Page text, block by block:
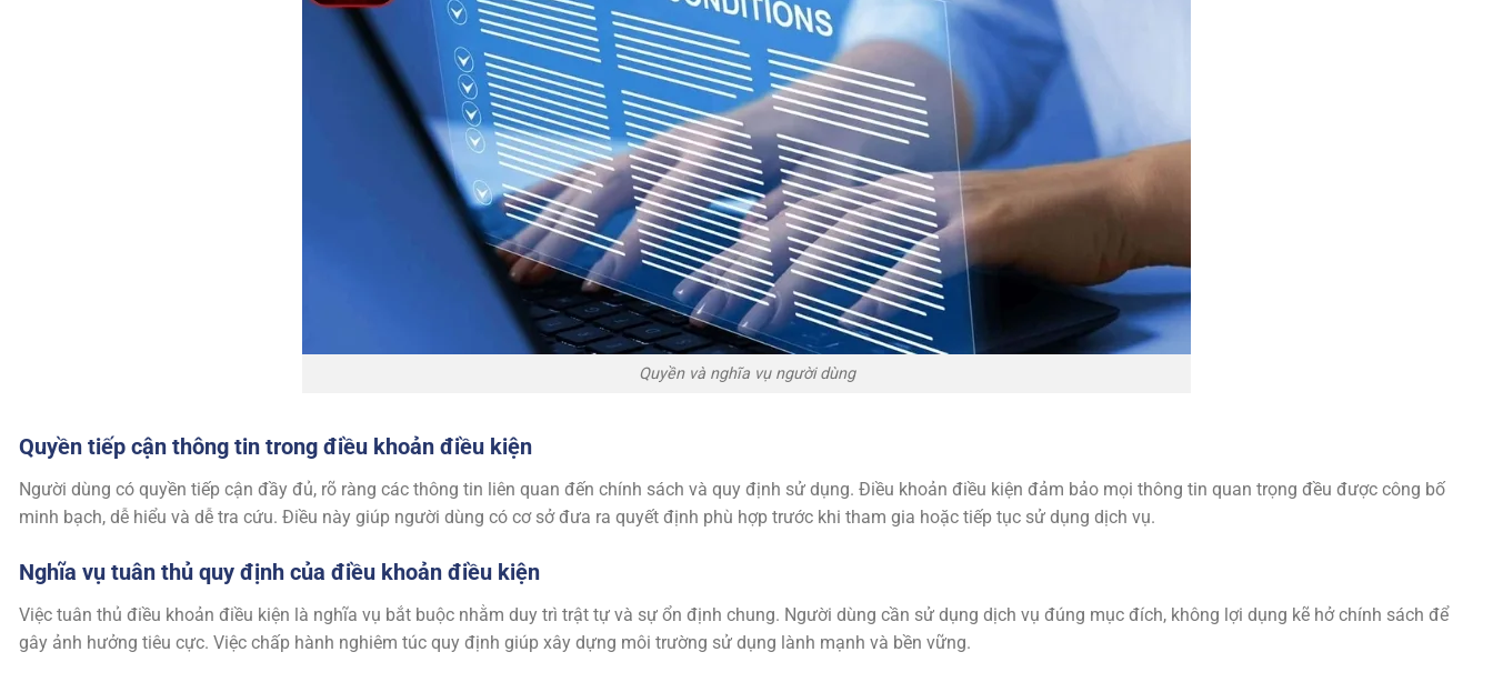
Quyền và nghĩa vụ người dùng
Quyền tiếp cận thông tin trong điều khoản điều kiện
Người dùng có quyền tiếp cận đầy đủ, rõ ràng các thông tin liên quan đến chính sách và quy định sử dụng. Điều khoản điều kiện đảm bảo mọi thông tin quan trọng đều được công bố
minh bạch, dễ hiểu và dễ tra cứu. Điều này giúp người dùng có cơ sở đưa ra quyết định phù hợp trước khi tham gia hoặc tiếp tục sử dụng dịch vụ.
Nghĩa vụ tuân thủ quy định của điều khoản điều kiện
Việc tuân thủ điều khoản điều kiện là nghĩa vụ bắt buộc nhằm duy trì trật tự và sự ổn định chung. Người dùng cần sử dụng dịch vụ đúng mục đích, không lợi dụng kẽ hở chính sách để
gây ảnh hưởng tiêu cực. Việc chấp hành nghiêm túc quy định giúp xây dựng môi trường sử dụng lành mạnh và bền vững.